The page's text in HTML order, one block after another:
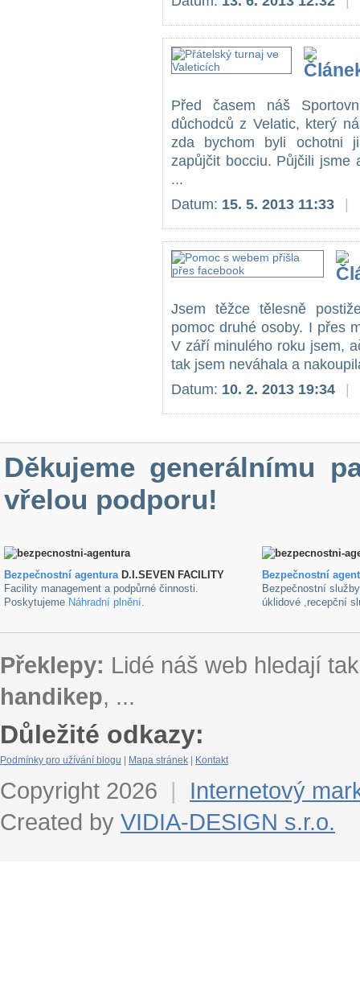
Před časem náš
důchodců z Velatic, který
zda bychom byli ochotni
zapůjčit bocciu. Půjčili jsme
...
Datum: 15. 5. 2013 11:33
Jsem těžce tělesně
pomoc druhé osoby. I přes
V září minulého roku jsem,
tak jsem neváhala a
Datum: 10. 2. 2013 19:34
Děkujeme generálnímu
vřelou podporu!
Bezpečnostní agenturaD.I.SEVEN FACILITY
Facility management a podpůrné činnosti.
Poskytujeme Náhradní plnění.
Bezpečnostní
Bezpečnostní
úklidové ,recepční
Překlepy: Lidé náš web hledají
handikep, ...
Důležité odkazy:
Podmínky pro užívání blogu Mapa stránek Kontakt
Copyright 2026 |
Internetový
Created by VIDIA-DESIGN s.r.o.